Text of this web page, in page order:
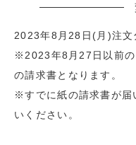
2023年8月28日(月)注文
※2023年8月27日以前の
の請求書となります。
※すでに紙の請求書が届
いください。